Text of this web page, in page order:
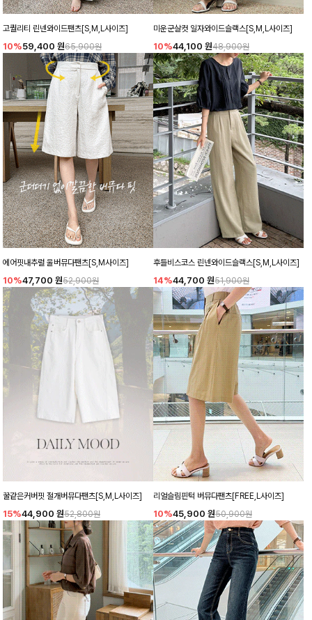
고퀄리티 린넨와이드팬츠[S,M,L사이즈]
10%59,400 원65,900원
미운군살컷 일자와이드슬랙스[S,M,L사이즈]
10%44,100 원48,900원
에어핏내추럴 울버뮤다팬츠[S,M사이즈]
10%47,700 원52,900원
후들비스코스 린넨와이드슬랙스[S,M,L사이즈]
14%44,700 원51,900원
꿀같은커버핏 절개버뮤다팬츠[S,M,L사이즈]
15%44,900 원52,800원
리얼슬림핀턱 버뮤다팬츠[FREE,L사이즈]
10%45,900 원50,900원